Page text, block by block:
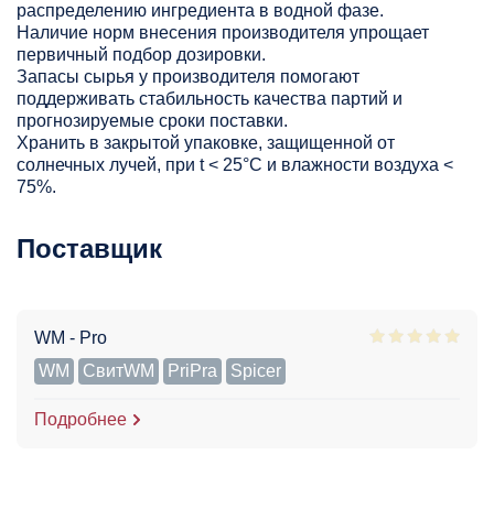
распределению ингредиента в водной фазе.
Наличие норм внесения производителя упрощает
первичный подбор дозировки.
Запасы сырья у производителя помогают
поддерживать стабильность качества партий и
прогнозируемые сроки поставки.
Хранить в закрытой упаковке, защищенной от
солнечных лучей, при t < 25°С и влажности воздуха <
75%.
Поставщик
WM - Pro
WM
СвитWM PriPra Spicer
Подробнее